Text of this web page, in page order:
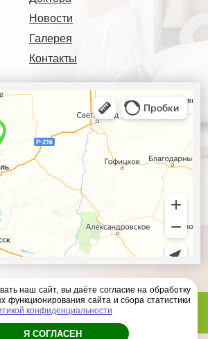
Новости
Галерея
Контакты
центр Ателлас - 2026 год
наш сайт, вы даёте согласие на обработку
функционирования сайта и сбора статистики
конфиденциальности
Я СОГЛАСЕН